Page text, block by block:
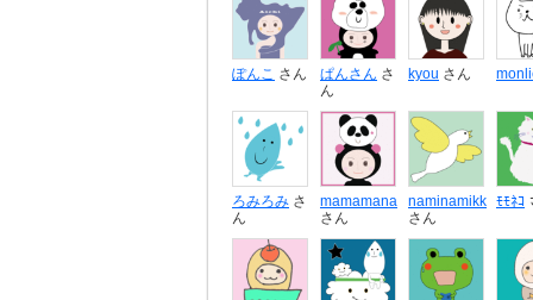
ぽんこ さん ぱんさん さ
ん
kyou さん
ろみろみ さ
ん
mamamana
さん
naminamikk
さん
ﾓﾓﾈｺ